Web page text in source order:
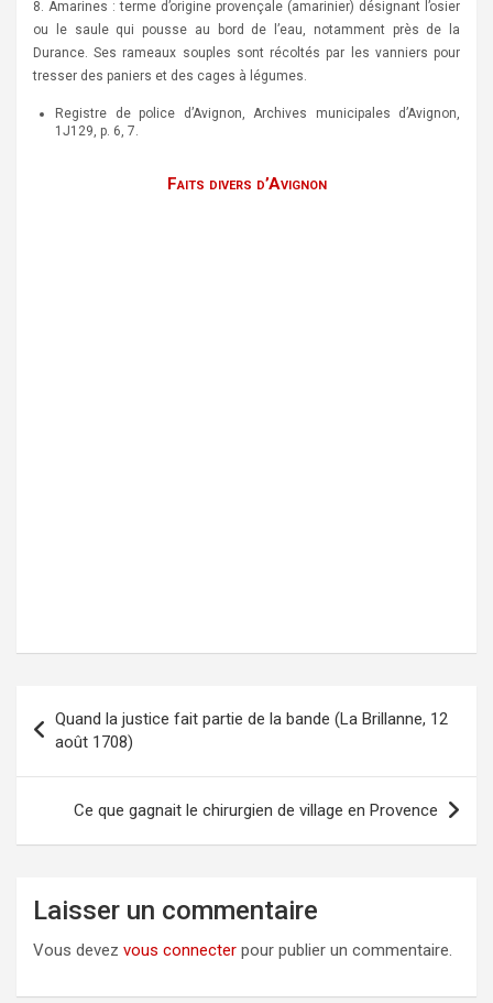
8. Amarines : terme d’origine provençale (amarinier) désignant l’osier
ou le saule qui pousse au bord de l’eau, notamment près de la
Durance. Ses rameaux souples sont récoltés par les vanniers pour
tresser des paniers et des cages à légumes.
Registre de police d’Avignon, Archives municipales d’Avignon,
1J129, p. 6, 7.
Faits divers d’Avignon
Navigation
l’article
Quand la justice fait partie de la bande (La Brillanne, 12
août 1708)
Ce que gagnait le chirurgien de village en Provence
Laisser un commentaire
Vous devez vous connecter pour publier un commentaire.